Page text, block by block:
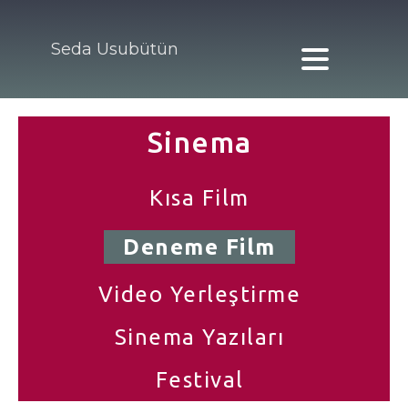
Seda Usubütün
Sinema
Kısa Film
Deneme Film
Video Yerleştirme
Sinema Yazıları
Festival